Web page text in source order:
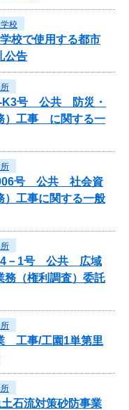
校
校で使用する都市
公告
K3号 公共 防災・
）工事 に関する一
006号 公共 社会資
）工事に関する一般
4－1号 公共 広域
務（権利調査）委託
工事/工園1単第里
石流対策砂防事業